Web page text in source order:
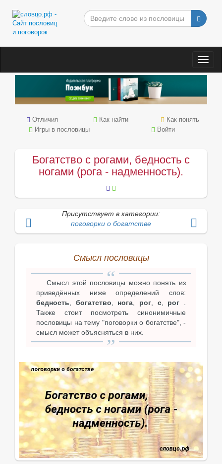
Отличия Как найти
Как понять
Игры в пословицы
Войти
Богатство с рогами, бедность с
ногами (рога - надменность).
Присутствует в категории:
поговорки о богатстве
Смысл пословицы
Смысл этой пословицы можно понять из
приведённых ниже определений слов:
бедность, богатство, нога, рог, с, рог .
Также стоит посмотреть синонимичные
пословицы на тему "поговорки о богатстве", -
смысл может объясняться в них.